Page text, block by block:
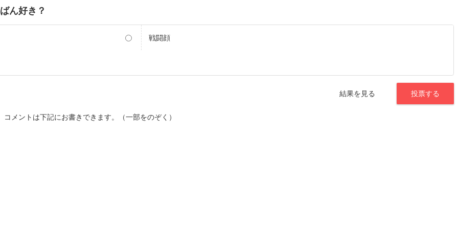
ん好き？
戦闘顔
結果を見る 投票する
メントは下記にお書きできます。（一部をのぞく）